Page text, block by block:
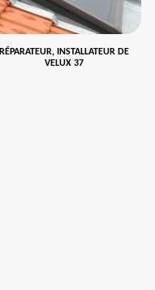
RÉPARATEUR, INSTALLATEUR DE
VELUX 37